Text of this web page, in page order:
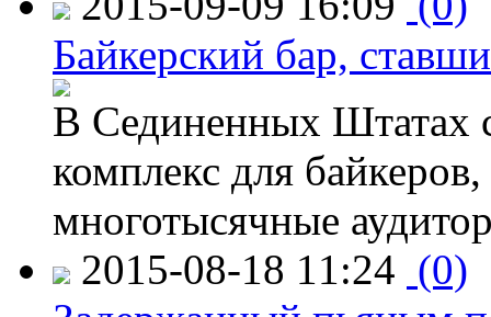
Байкерский бар,
В Сединенных Штатах
комплекс для
многотысячные
2015-08-18 11:24 (0)